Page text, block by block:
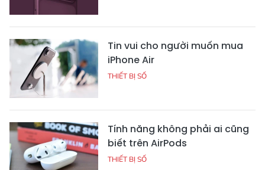
Tin vui cho người muốn mua
iPhone Air
THIẾT BỊ SỐ
Tính năng không phải ai cũng
biết trên AirPods
THIẾT BỊ SỐ